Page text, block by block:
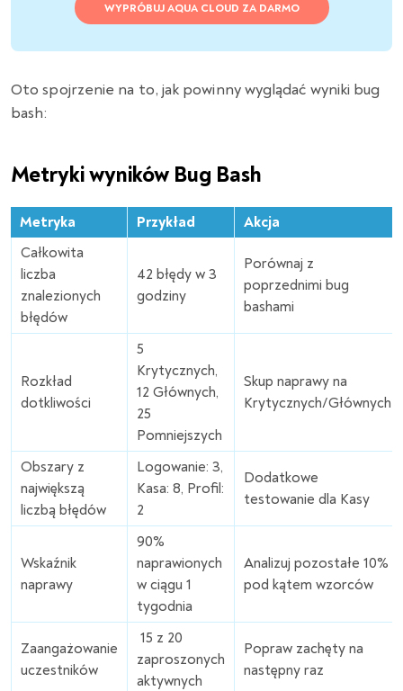
WYPRÓBUJ AQUA CLOUD ZA DARMO
Oto spojrzenie na to, jak powinny wyglądać wyniki bug
bash:
Metryki wyników Bug Bash
Metryka Przykład
Akcja
Całkowita
liczba
znalezionych
błędów
42 błędy w 3
godziny
Porównaj z
poprzednimi bug
bashami
Rozkład
dotkliwości
5
Krytycznych,
12 Głównych,
25
Pomniejszych
Skup naprawy na
Krytycznych/Głównych
Obszary z
największą
liczbą błędów
Logowanie: 3,
Kasa: 8, Profil:
2
Dodatkowe
testowanie dla Kasy
Wskaźnik
naprawy
90%
naprawionych
w ciągu 1
tygodnia
Analizuj pozostałe 10%
pod kątem wzorców
Zaangażowanie
uczestników
15 z 20
zaproszonych
aktywnych
Popraw zachęty na
następny raz